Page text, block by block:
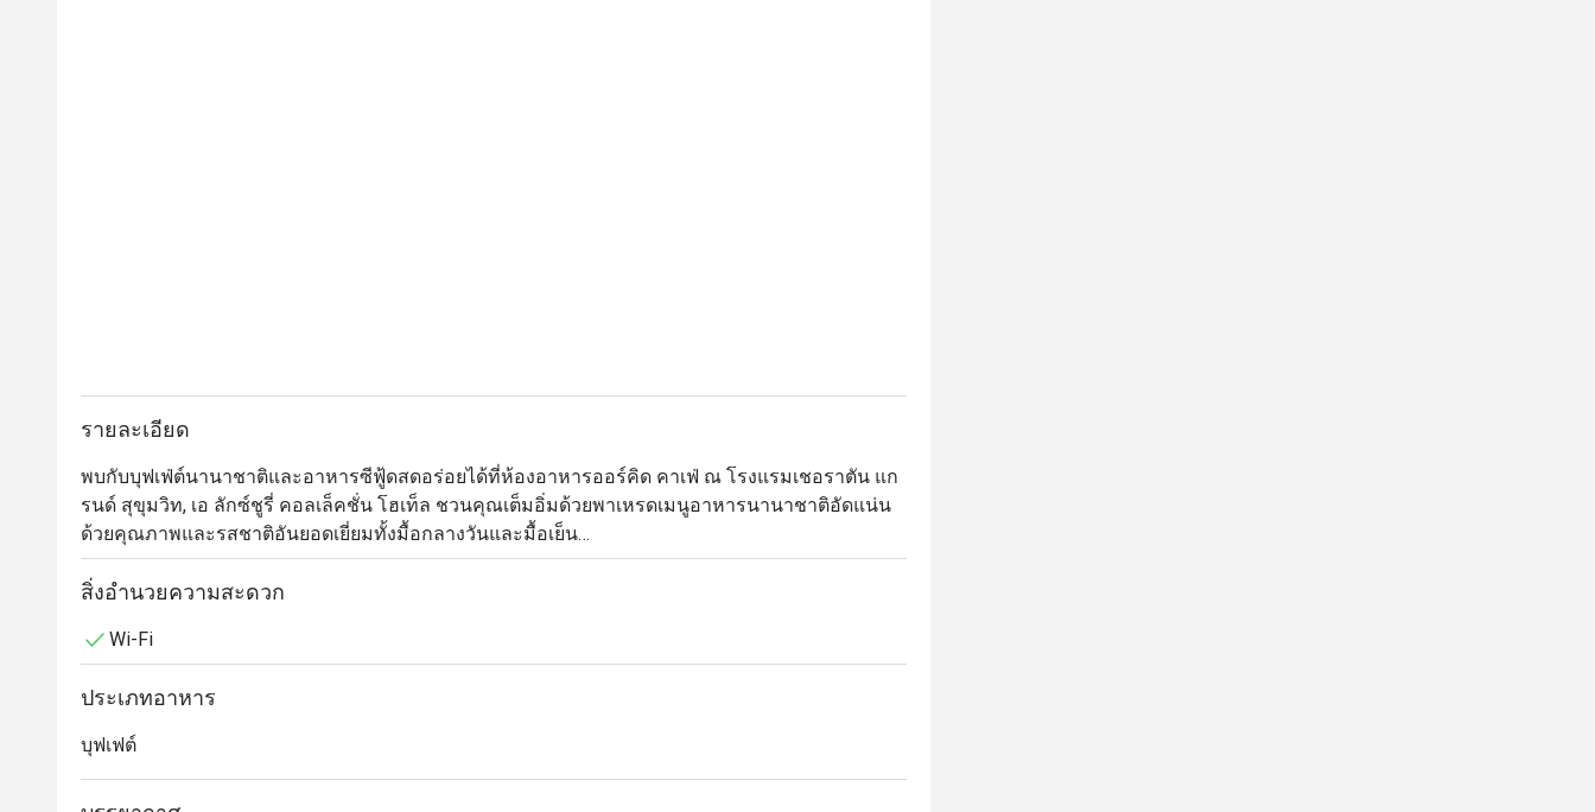
รายละเอียด
พบกับบุฟเฟ่ต์นานาชาติและอาหารซีฟู้ดสดอร่อยได้ที่ห้องอาหารออร์คิด คาเฟ่ ณ โรงแรมเชอราตัน แก
รนด์ สุขุมวิท, เอ ลักซ์ชูรี่ คอลเล็คชั่น โฮเท็ล ชวนคุณเต็มอิ่มด้วยพาเหรดเมนูอาหารนานาชาติอัดแน่น
ด้วยคุณภาพและรสชาติอันยอดเยี่ยมทั้งมื้อกลางวันและมื้อเย็น
เหล่าคนรักบุฟเฟ่ต์ไม่ควรพลาดกับอาหารทะเลสดใหม่ มุมอาหารอิตาเลียนและแอนติปาสติ อาหารไทย
หลากหลาย มุมเนื้อวัวนุ่มลิ้นและเนื้อแกะอย่างดีระดับพรีเมี่ยม พร้อมของหวานหลากชนิด และบรรดา
Orchid Cafe @ Sheraton Grande Sukhumvit Hotel นำเสนอประสบการณ์บุฟเฟ่ต์อาหารนานาชาติสุดหรู
ตั้งอยู่ที่ชั้นล็อบบี้ของโรงแรม Sheraton Grande Sukhumvit เชื่อมต่อโดยตรงกับ สถานีรถไฟฟ้า BTS
สิ่งอำนวยความสะดวก
Wi-Fi
ประเภทอาหาร
บุฟเฟต์